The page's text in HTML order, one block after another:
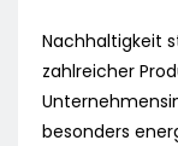
Nachhaltigkeit
zahlreicher
besonders